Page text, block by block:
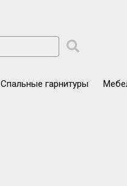
Спальные гарнитуры